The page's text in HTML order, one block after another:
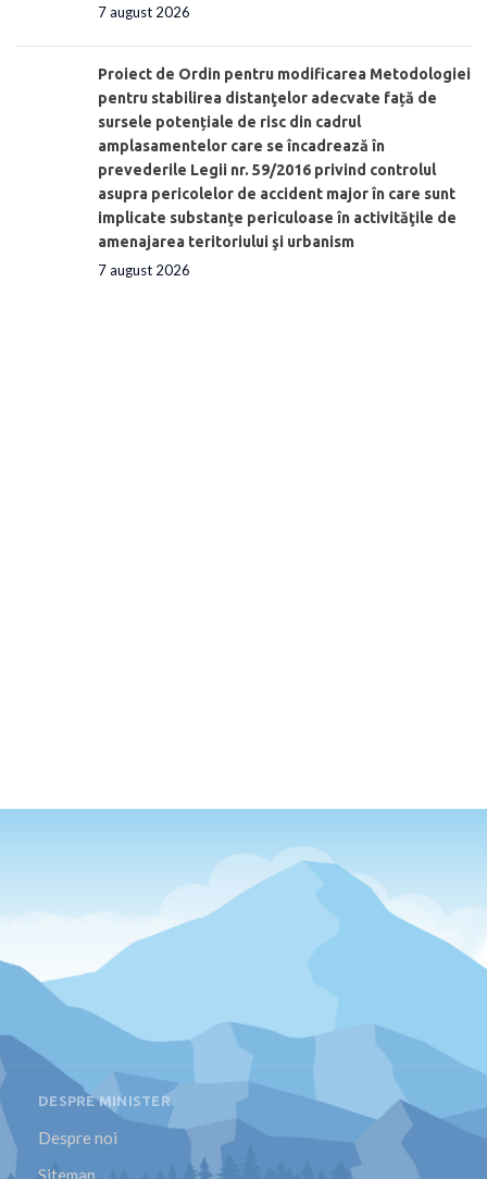
7 august 2026
Proiect de Ordin pentru modificarea Metodologiei
pentru stabilirea distanţelor adecvate față de
sursele potențiale de risc din cadrul
amplasamentelor care se încadrează în
prevederile Legii nr. 59/2016 privind controlul
asupra pericolelor de accident major în care sunt
implicate substanţe periculoase în activităţile de
amenajarea teritoriului şi urbanism
7 august 2026
DESPRE MINISTER
Despre noi